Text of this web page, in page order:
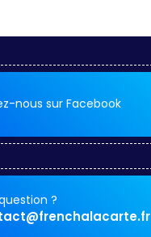
nous sur Facebook
?